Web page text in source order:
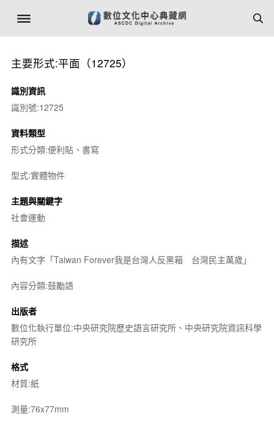
主要形式:平面（12725）
識別資訊
識別號:12725
資料類型
形式分類:便利貼、書寫
型式:實體物件
主題與關鍵字
社會運動
描述
內有文字「Taiwan Forever我是台灣人反黑箱 台灣民主萬歲」
內容分類:鼓勵語
出版者
數位化執行單位:中央研究院歷史語言研究所、中央研究院資訊科學
研究所
格式
材質:紙
測量:76x77mm